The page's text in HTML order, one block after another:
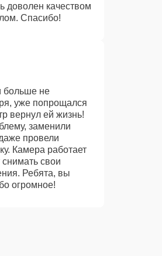
доволен качеством
Спасибо!
больше не
уже попрощался
вернул ей жизнь!
заменили
провели
Камера работает
снимать свои
Ребята, вы
огромное!